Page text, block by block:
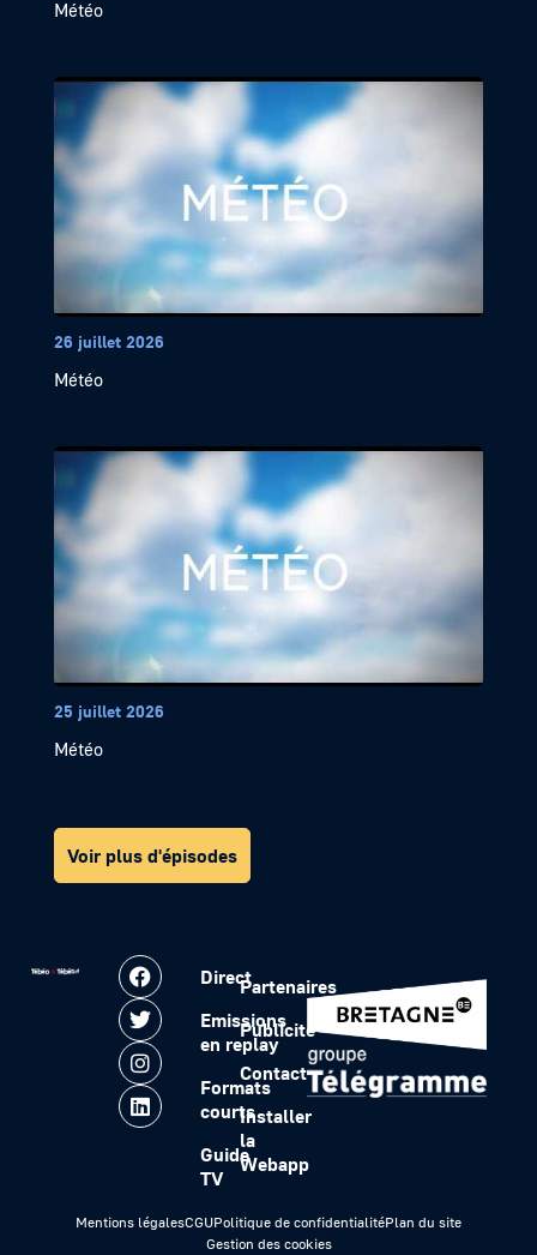
Météo
26 juillet 2026
Météo
25 juillet 2026
Météo
Voir plus d'épisodes
Direct
Emissions
en replay
Formats
courts
Guide
TV
Partenaires
Publicité
Contact
Installer
la
Webapp
Mentions légalesCGUPolitique de confidentialitéPlan du site
Gestion des cookies